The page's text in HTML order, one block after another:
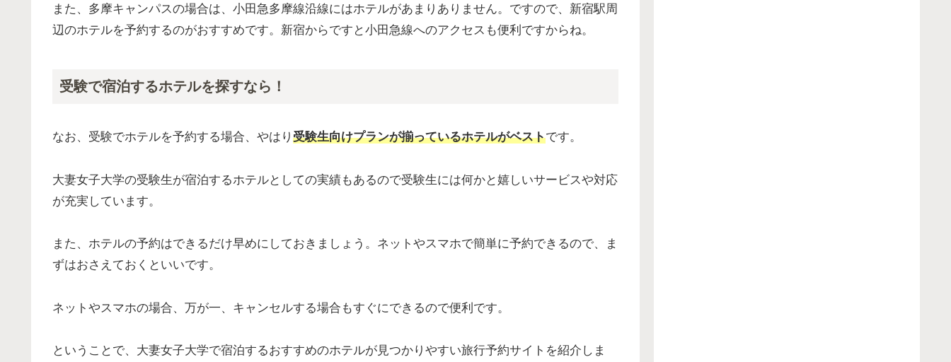
また、多摩キャンパスの場合は、小田急多摩線沿線にはホテルがあまりありません。ですので、新宿駅周
辺のホテルを予約するのがおすすめです。新宿からですと小田急線へのアクセスも便利ですからね。
受験で宿泊するホテルを探すなら！
なお、受験でホテルを予約する場合、やはり 受験生向けプランが揃っているホテルがベストです。
大妻女子大学の受験生が宿泊するホテルとしての実績もあるので受験生には何かと嬉しいサービスや対応
が充実しています。
また、ホテルの予約はできるだけ早めにしておきましょう。ネットやスマホで簡単に予約できるので、ま
ずはおさえておくといいです。
ネットやスマホの場合、万が一、キャンセルする場合もすぐにできるので便利です。
ということで、大妻女子大学で宿泊するおすすめのホテルが見つかりやすい旅行予約サイトを紹介しま